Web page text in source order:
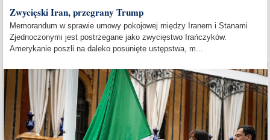
Zwycięski Iran, przegrany Trump
Memorandum w sprawie umowy pokojowej między Iranem i Stanami
Zjednoczonymi jest postrzegane jako zwycięstwo Irańczyków.
Amerykanie poszli na daleko posunięte ustępstwa, m...